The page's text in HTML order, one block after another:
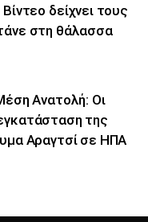
δείχνει τους
στη θάλασσα
Ανατολή: Οι
της
Αραγτσί σε ΗΠΑ